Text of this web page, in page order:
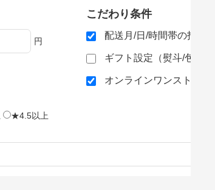
円
★4.5以上
こだわり条件
配送月/日/時間帯の指定
ギフト設定（熨斗/包装
オンラインワンストップ